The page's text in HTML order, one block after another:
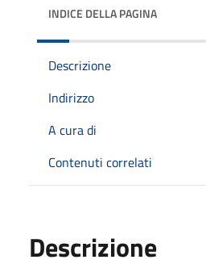
INDICE DELLA PAGINA
Descrizione
Indirizzo
A cura di
Contenuti correlati
Descrizione